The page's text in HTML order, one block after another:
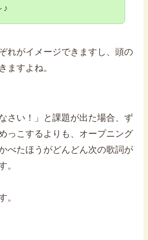
♪
れがイメージできますし、頭の
ますよね。
さい！」と課題が出た場合、ず
っこするよりも、オープニング
べたほうがどんどん次の歌詞が
。
。